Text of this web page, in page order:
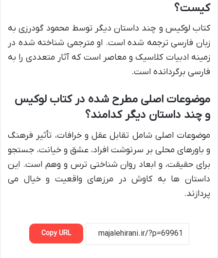
کیست؟
کتاب لوکیس و چند داستان دیگر توسط محمود گودرزی به
زبان فارسی ترجمه شده است. او مترجمی شناخته شده در
زمینه ادبیات کلاسیک و معاصر است که آثار متعددی را به
فارسی برگردانده است.
موضوعات اصلی مطرح شده در کتاب لوکیس
و چند داستان دیگر کدامند؟
موضوعات اصلی شامل تقابل عقل و خرافات، تأثیر فرهنگ
و باورهای محلی بر سرنوشت افراد، عشق و خیانت، جستجو
برای حقیقت، و ابعاد روان شناختی ترس و وهم است. این
داستان ها به کاوش در مرزهای واقعیت و خیال می
پردازند.
Copy URL